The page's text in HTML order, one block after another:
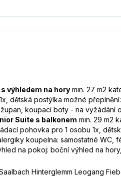
výhledem na hory min. 27 m2
dětská postýlka možné
koupací boty - na vyžádání
Suite s balkonem min. 29 m2
pohovka pro 1 osobu 1x,
koupelna: samostatné
na pokoj: boční výhled na
Hinterglemm Leogang